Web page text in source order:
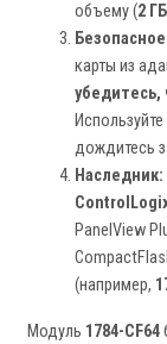
объему (2
карты из
убедитесь,
дождитесь
Наследник:
PanelView
(например,
Модуль 1784-CF64